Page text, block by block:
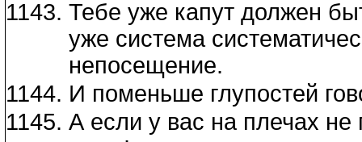
Тебе уже капут должен
уже система
непосещение.
И поменьше глупостей
А если у вас на плечах не